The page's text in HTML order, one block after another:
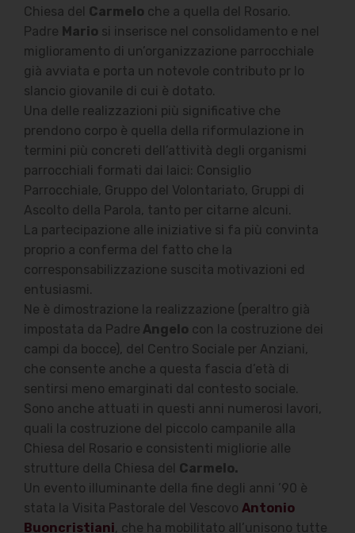
Chiesa del Carmelo che a quella del Rosario.
Padre Mario si inserisce nel consolidamento e nel
miglioramento di un’organizzazione parrocchiale
già avviata e porta un notevole contributo pr lo
slancio giovanile di cui è dotato.
Una delle realizzazioni più significative che
prendono corpo è quella della riformulazione in
termini più concreti dell’attività degli organismi
parrocchiali formati dai laici: Consiglio
Parrocchiale, Gruppo del Volontariato, Gruppi di
Ascolto della Parola, tanto per citarne alcuni.
La partecipazione alle iniziative si fa più convinta
proprio a conferma del fatto che la
corresponsabilizzazione suscita motivazioni ed
entusiasmi.
Ne è dimostrazione la realizzazione (peraltro già
impostata da Padre Angelo con la costruzione dei
campi da bocce), del Centro Sociale per Anziani,
che consente anche a questa fascia d’età di
sentirsi meno emarginati dal contesto sociale.
Sono anche attuati in questi anni numerosi lavori,
quali la costruzione del piccolo campanile alla
Chiesa del Rosario e consistenti migliorie alle
strutture della Chiesa del Carmelo.
Un evento illuminante della fine degli anni ’90 è
stata la Visita Pastorale del Vescovo Antonio
Buoncristiani, che ha mobilitato all’unisono tutte